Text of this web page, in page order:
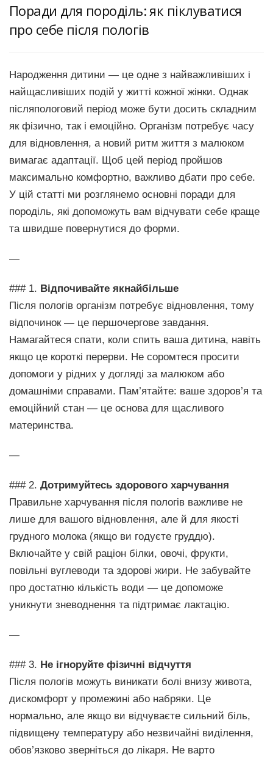
Поради для породіль: як піклуватися
про себе після пологів
Народження дитини — це одне з найважливіших і
найщасливіших подій у житті кожної жінки. Однак
післяпологовий період може бути досить складним
як фізично, так і емоційно. Організм потребує часу
для відновлення, а новий ритм життя з малюком
вимагає адаптації. Щоб цей період пройшов
максимально комфортно, важливо дбати про себе.
У цій статті ми розглянемо основні поради для
породіль, які допоможуть вам відчувати себе краще
та швидше повернутися до форми.
—
### 1. Відпочивайте якнайбільше
Після пологів організм потребує відновлення, тому
відпочинок — це першочергове завдання.
Намагайтеся спати, коли спить ваша дитина, навіть
якщо це короткі перерви. Не соромтеся просити
допомоги у рідних у догляді за малюком або
домашніми справами. Пам’ятайте: ваше здоров’я та
емоційний стан — це основа для щасливого
материнства.
—
### 2. Дотримуйтесь здорового харчування
Правильне харчування після пологів важливе не
лише для вашого відновлення, але й для якості
грудного молока (якщо ви годуєте груддю).
Включайте у свій раціон білки, овочі, фрукти,
повільні вуглеводи та здорові жири. Не забувайте
про достатню кількість води — це допоможе
уникнути зневоднення та підтримає лактацію.
—
### 3. Не ігноруйте фізичні відчуття
Після пологів можуть виникати болі внизу живота,
дискомфорт у промежині або набряки. Це
нормально, але якщо ви відчуваєте сильний біль,
підвищену температуру або незвичайні виділення,
обов’язково зверніться до лікаря. Не варто